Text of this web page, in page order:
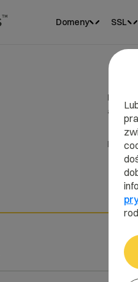
Domeny SSL
Panel i
Plan